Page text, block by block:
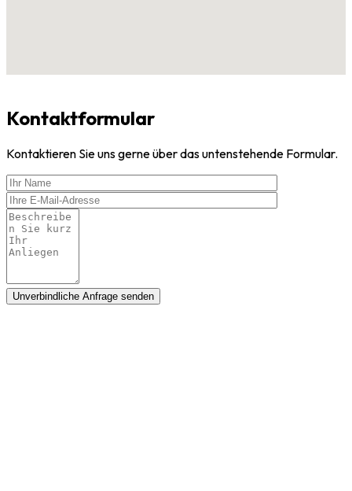
Kontaktformular
Kontaktieren Sie uns gerne über das untenstehende Formular.